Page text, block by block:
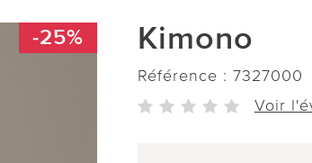
-25% Kimono
Référence : 7327000
Voir